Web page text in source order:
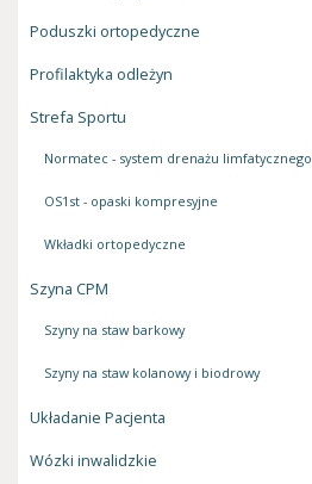
Poduszki ortopedyczne
Profilaktyka odleżyn
Strefa Sportu
Normatec - system drenażu limfatycznego
OS1st - opaski kompresyjne
Wkładki ortopedyczne
Szyna CPM
Szyny na staw barkowy
Szyny na staw kolanowy i biodrowy
Układanie Pacjenta
Wózki inwalidzkie